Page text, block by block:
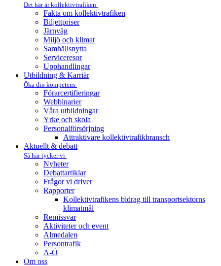
Det här är kollektivtrafiken
Fakta om kollektivtrafiken
Biljettpriser
Järnväg
Miljö och klimat
Samhällsnytta
Serviceresor
Upphandlingar
Utbildning & Karriär
Öka din kompetens
Förarcertifieringar
Webbinarier
Våra utbildningar
Yrke och skola
Personalförsörjning
Attraktivare kollektivtrafik­bransch
Aktuellt & debatt
Så här tycker vi
Nyheter
Debattartiklar
Frågor vi driver
Rapporter
Kollektivtrafikens bidrag till transportsektorns
klimatmål
Remissvar
Aktiviteter och event
Almedalen
Persontrafik
A-Ö
Om oss